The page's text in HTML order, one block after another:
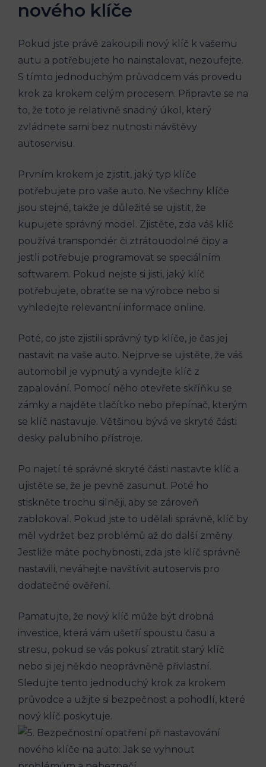
nového klíče
Pokud ⁣jste právě ⁤zakoupili ‍nový klíč ⁤k‍ vašemu
autu a potřebujete ho ⁣nainstalovat, nezoufejte.
‌S tímto jednoduchým průvodcem vás provedu⁤
krok za krokem celým procesem. Připravte se na
to, ‍že toto je relativně ⁣snadný‌ úkol, který
zvládnete‌ sami bez nutnosti ‌návštěvy⁣
autoservisu.
Prvním⁤ krokem je​ zjistit,‌ jaký typ⁢ klíče
potřebujete pro vaše auto. Ne všechny klíče
jsou ⁤stejné, takže je ⁣důležité se ujistit, že
kupujete správný ‌model. Zjistěte, zda váš klíč
používá transpondér či ztrátouodolné čipy a
jestli potřebuje programovat se speciálním
softwarem. Pokud nejste si jisti, jaký klíč
potřebujete, obraťte se na výrobce nebo si
vyhledejte relevantní informace online.
Poté, ‌co jste zjistili správný typ klíče, je čas jej
nastavit na vaše auto. Nejprve se⁣ ujistěte, že váš
automobil je vypnutý a‍ vyndejte klíč ⁣z⁢
zapalování. Pomocí⁢ něho otevřete skříňku se
zámky a‍ najděte tlačítko‌ nebo přepínač,⁣ kterým
se klíč nastavuje. Většinou bývá ve skryté části
desky palubního přístroje.
Po najetí ⁣té správné skryté části nastavte ⁢klíč ⁢a
ujistěte se, že ‍je pevně zasunut.​ Poté ho
stiskněte trochu silněji, aby se​ zároveň
zablokoval. Pokud jste to udělali správně, klíč by⁤
měl vydržet bez problémů až⁣ do další změny.
Jestliže máte pochybnosti, ‍zda jste klíč správně
⁢nastavili, neváhejte navštívit autoservis pro
dodatečné ⁢ověření.
Pamatujte, že nový klíč může být drobná ​
investice, která vám ušetří spoustu⁣ času a
stresu, pokud se vás pokusí ‌ztratit⁤ starý ⁢klíč
nebo si ‍jej‌ někdo neoprávněně přivlastní.
Sledujte tento‌ jednoduchý krok za krokem​
průvodce a užijte si bezpečnost‍ a‍ pohodlí, které
nový klíč poskytuje.